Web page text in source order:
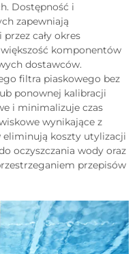
Dostępność i
zapewniają
cały okres
komponentów
dostawców.
filtra piaskowego bez
ponownej kalibracji
i minimalizuje czas
wynikające z
eliminują koszty utylizacji
oczyszczania wody oraz
przepisów